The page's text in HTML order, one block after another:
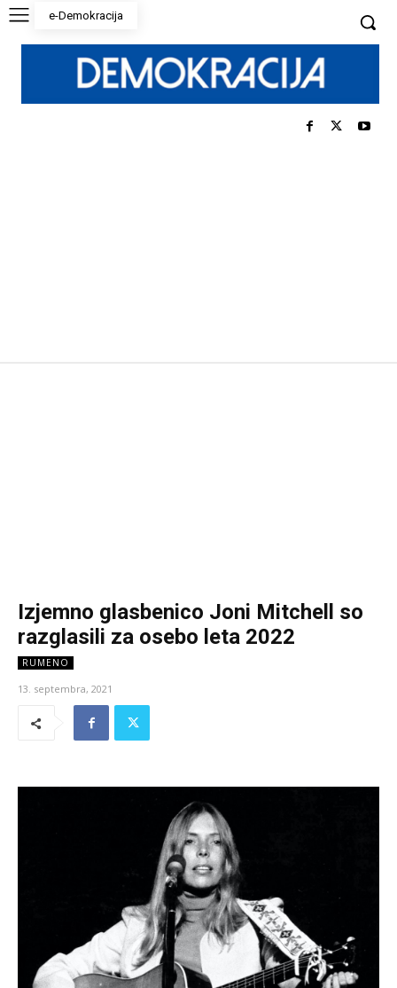
e-Demokracija
Izjemno glasbenico Joni Mitchell so
razglasili za osebo leta 2022
RUMENO
13. septembra, 2021